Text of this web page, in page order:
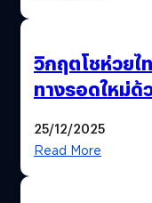
วิกฤตโชห่วยไ
ทางรอดใหม่
25/12/2025
Read More